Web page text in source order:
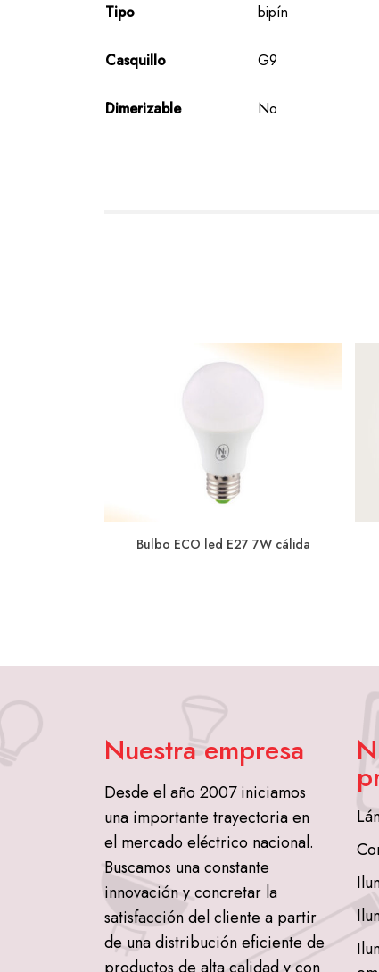
Tipo bipín
Casquillo G9
Dimerizable No
Bulbo ECO led E27 7W cálida
Nuestra empresa
Desde el año 2007 iniciamos
una importante trayectoria en
el mercado eléctrico nacional.
Buscamos una constante
innovación y concretar la
satisfacción del cliente a partir
de una distribución eficiente de